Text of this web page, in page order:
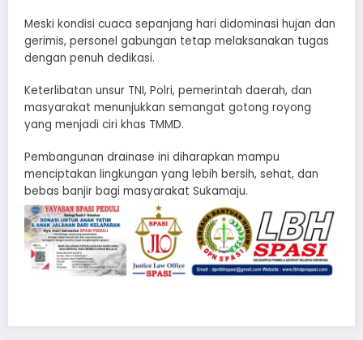
Meski kondisi cuaca sepanjang hari didominasi hujan dan
gerimis, personel gabungan tetap melaksanakan tugas
dengan penuh dedikasi.
Keterlibatan unsur TNI, Polri, pemerintah daerah, dan
masyarakat menunjukkan semangat gotong royong
yang menjadi ciri khas TMMD.
Pembangunan drainase ini diharapkan mampu
menciptakan lingkungan yang lebih bersih, sehat, dan
bebas banjir bagi masyarakat Sukamaju.